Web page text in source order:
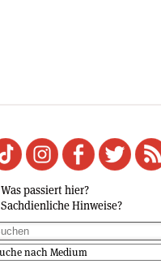
Was passiert hier?
Sachdienliche Hinweise?